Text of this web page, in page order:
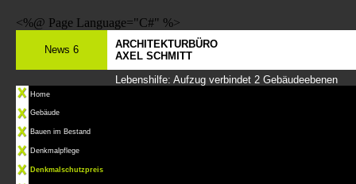
<%@ Page Language="C#" %>
News 6
ARCHITEKTURBÜRO
AXEL SCHMITT
Lebenshilfe: Aufzug verbindet 2 Gebäudeebenen
Home
Gebäude
Bauen im Bestand
Denkmalpflege
Denkmalschutzpreis